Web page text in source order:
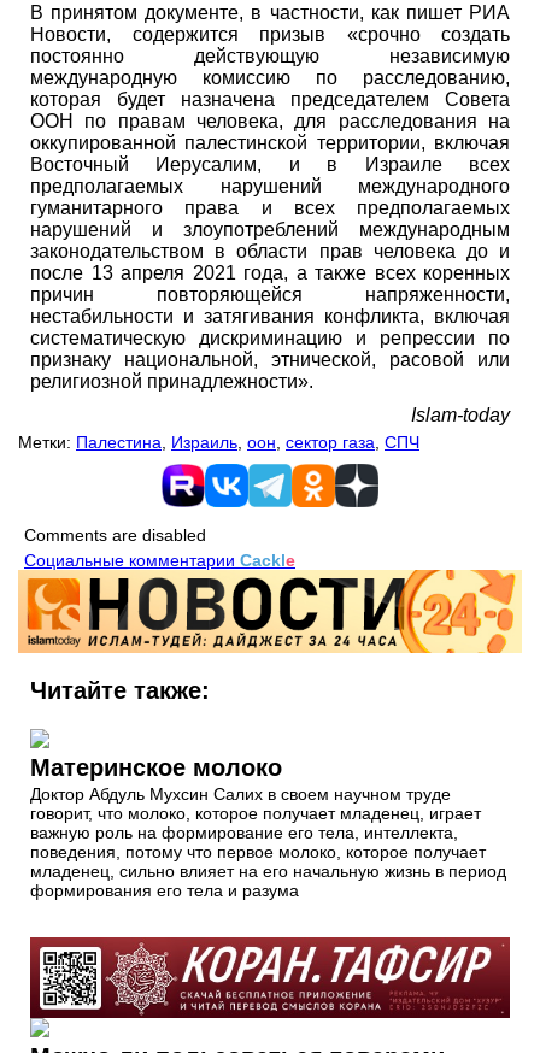
В принятом документе, в частности, как пишет РИА
Новости, содержится призыв «срочно создать
постоянно действующую независимую
международную комиссию по расследованию,
которая будет назначена председателем Совета
ООН по правам человека, для расследования на
оккупированной палестинской территории, включая
Восточный Иерусалим, и в Израиле всех
предполагаемых нарушений международного
гуманитарного права и всех предполагаемых
нарушений и злоупотреблений международным
законодательством в области прав человека до и
после 13 апреля 2021 года, а также всех коренных
причин повторяющейся напряженности,
нестабильности и затягивания конфликта, включая
систематическую дискриминацию и репрессии по
признаку национальной, этнической, расовой или
религиозной принадлежности».
Islam-today
Метки: Палестина Израиль оон сектор газа СПЧ
Comments are disabled
Социальные комментарии Cackle
Читайте также:
Материнское молоко
Доктор Абдуль Мухсин Салих в своем научном труде
говорит, что молоко, которое получает младенец, играет
важную роль на формирование его тела, интеллекта,
поведения, потому что первое молоко, которое получает
младенец, сильно влияет на его начальную жизнь в период
формирования его тела и разума